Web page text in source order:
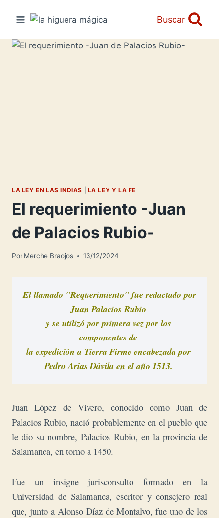
Buscar
LA LEY EN LAS INDIAS LA LEY Y LA FE
El requerimiento -Juan
de Palacios Rubio-
Por Merche Braojos 13/12/2024
El llamado "Requerimiento" fue redactado por
Juan Palacios Rubio
y se
componentes de
la expedición a Tierra Firme encabezada por
Pedro Arias Dávila en el año 1513.
Juan López de Vivero, conocido como Juan de
Palacios Rubio, nació probablemente en el pueblo que
le dio su nombre, Palacios Rubio, en la provincia de
Salamanca, en torno a 1450.
Fue un insigne jurisconsulto formado en la
Universidad de Salamanca, escritor y consejero real
que, junto a Alonso Díaz de Montalvo, fue uno de los